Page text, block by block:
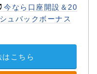
今なら口座開設＆20
ュバックボーナス
こちら